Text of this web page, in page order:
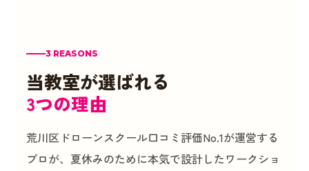
3 REASONS
当教室が選ばれる
3つの理由
荒川区ドローンスクール口コミ評価No.1が運営する
プロが、夏休みのために本気で設計したワークショ